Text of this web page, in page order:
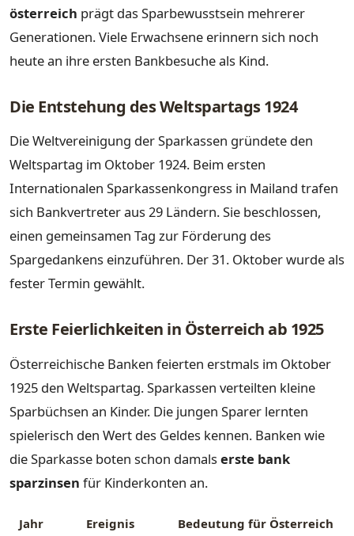
österreich prägt das Sparbewusstsein mehrerer
Generationen. Viele Erwachsene erinnern sich noch
heute an ihre ersten Bankbesuche als Kind.
Die Entstehung des Weltspartags 1924
Die Weltvereinigung der Sparkassen gründete den
Weltspartag im Oktober 1924. Beim ersten
Internationalen Sparkassenkongress in Mailand trafen
sich Bankvertreter aus 29 Ländern. Sie beschlossen,
einen gemeinsamen Tag zur Förderung des
Spargedankens einzuführen. Der 31. Oktober wurde als
fester Termin gewählt.
Erste Feierlichkeiten in Österreich ab 1925
Österreichische Banken feierten erstmals im Oktober
1925 den Weltspartag. Sparkassen verteilten kleine
Sparbüchsen an Kinder. Die jungen Sparer lernten
spielerisch den Wert des Geldes kennen. Banken wie
die Sparkasse boten schon damalserste bank
sparzinsen für Kinderkonten an.
Jahr Ereignis Bedeutung für Österreich